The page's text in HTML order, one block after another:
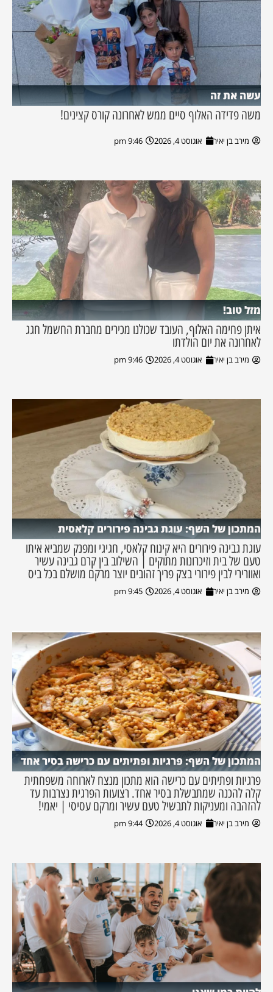
עשה את זה
משה פדידה האלוף סיים ממש לאחרונה קורס קצינים!
מירב בן יאיר אוגוסט 4, 2026 9:46 pm
מזל טוב!
איתן פחימה האלוף, העובד שכולנו מכירים מחברת החשמל חגג
לאחרונה את יום הולדתו
מירב בן יאיר אוגוסט 4, 2026 9:46 pm
המתכון של השף: עוגת גבינה פירורים קלאסית
עוגת גבינה פירורים היא קינוח קלאסי, חגיגי ומפנק שמביא איתו
טעם של בית וזיכרונות מתוקים | השילוב בין קרם גבינה עשיר
ואוורירי לבין פירורי בצק פריך זהובים יוצר מרקם מושלם בכל ביס
מירב בן יאיר אוגוסט 4, 2026 9:45 pm
המתכון של השף: פרגיות ופתיתים עם כרישה בסיר אחד
פרגיות ופתיתים עם כרישה הוא מתכון מנצח לארוחה משפחתית
קלה להכנה שמתבשלת בסיר אחד. רצועות הפרגית נצרבות עד
להזהבה ומעניקות לתבשיל טעם עשיר ומרקם עסיסי | יאמי!
מירב בן יאיר אוגוסט 4, 2026 9:44 pm